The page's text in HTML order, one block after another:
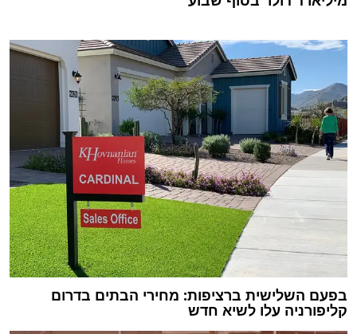
בפעם השלישית ברציפות: מחירי הבתים בדרום
קליפורניה עלו לשיא חדש